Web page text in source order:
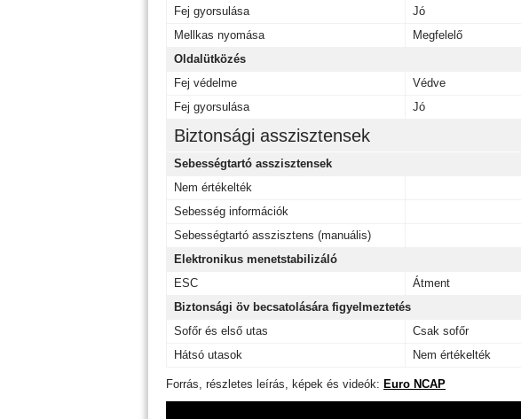
Fej gyorsulása
Jó
Mellkas nyomása
Megfelelő
Oldalütközés
Fej védelme
Védve
Fej gyorsulása
Jó
Biztonsági asszisztensek
Sebességtartó asszisztensek
Nem értékelték
Sebesség információk
Sebességtartó asszisztens (manuális)
Elektronikus menetstabilizáló
ESC
Átment
Biztonsági öv becsatolására figyelmeztetés
Sofőr és első utas
Csak sofőr
Hátsó utasok
Nem értékelték
Forrás, részletes leírás, képek és videók: Euro NCAP